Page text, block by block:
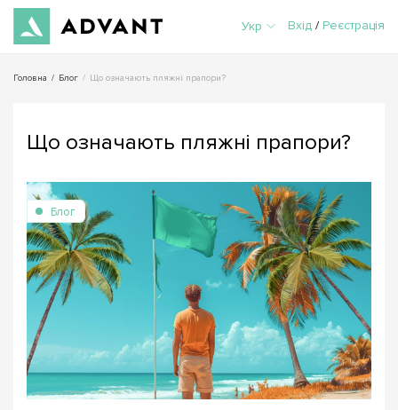
Укр Вхід / Реєстрація
Головна / Блог / Що означають пляжні прапори?
Що означають пляжні прапори?
Блог